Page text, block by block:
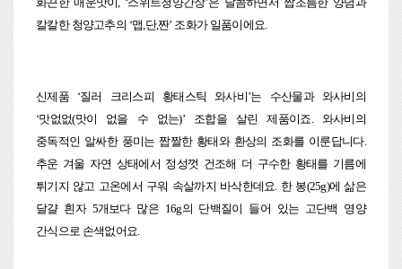
칼칼한 청양고추의 ‘맵,단,짠’ 조화가 일품이에요.
신제품 ‘질러 크리스피 황태스틱 와사비’는 수산물과 와사비의
‘맛없없(맛이 없을 수 없는)’ 조합을 살린 제품이죠. 와사비의
중독적인 알싸한 풍미는 짭짤한 황태와 환상의 조화를 이룬답니다.
추운 겨울 자연 상태에서 정성껏 건조해 더 구수한 황태를 기름에
튀기지 않고 고온에서 구워 속살까지 바삭한데요. 한 봉(25g)에 삶은
달걀 흰자 5개보다 많은 16g의 단백질이 들어 있는 고단백 영양
간식으로 손색없어요.